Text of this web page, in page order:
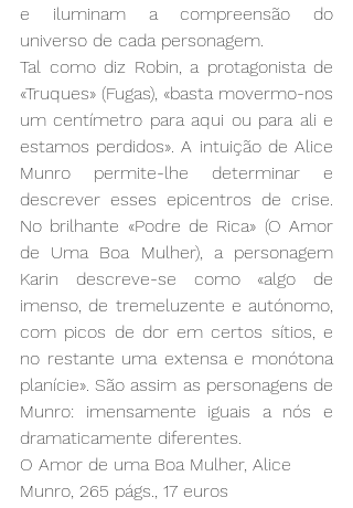
e iluminam a compreensão do
universo de cada personagem.
Tal como diz Robin, a protagonista de
«Truques» (Fugas), «basta movermo-nos
um centímetro para aqui ou para ali e
estamos perdidos». A intuição de Alice
Munro permite-lhe determinar e
descrever esses epicentros de crise.
No brilhante «Podre de Rica» (O Amor
de Uma Boa Mulher), a personagem
Karin descreve-se como «algo de
imenso, de tremeluzente e autónomo,
com picos de dor em certos sítios, e
no restante uma extensa e monótona
planície». São assim as personagens de
Munro: imensamente iguais a nós e
dramaticamente diferentes.
O Amor de uma Boa Mulher, Alice
Munro, 265 págs., 17 euros